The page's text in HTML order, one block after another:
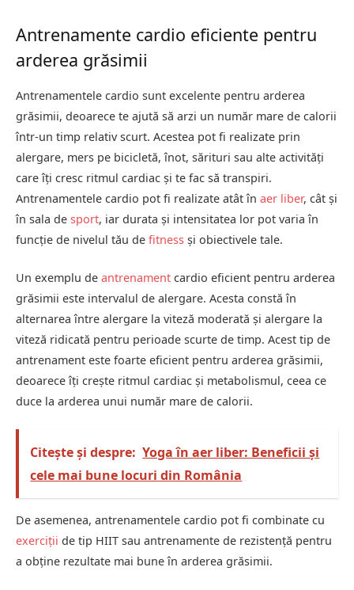
Antrenamente cardio eficiente pentru
arderea grăsimii
Antrenamentele cardio sunt excelente pentru arderea
grăsimii, deoarece te ajută să arzi un număr mare de calorii
într-un timp relativ scurt. Acestea pot fi realizate prin
alergare, mers pe bicicletă, înot, sărituri sau alte activități
care îți cresc ritmul cardiac și te fac să transpiri.
Antrenamentele cardio pot fi realizate atât în aer liber, cât și
în sala de sport, iar durata și intensitatea lor pot varia în
funcție de nivelul tău de fitness și obiectivele tale.
Un exemplu de antrenament cardio eficient pentru arderea
grăsimii este intervalul de alergare. Acesta constă în
alternarea între alergare la viteză moderată și alergare la
viteză ridicată pentru perioade scurte de timp. Acest tip de
antrenament este foarte eficient pentru arderea grăsimii,
deoarece îți crește ritmul cardiac și metabolismul, ceea ce
duce la arderea unui număr mare de calorii.
Citește și despre: Yoga în aer liber: Beneficii și
cele mai bune locuri din România
De asemenea, antrenamentele cardio pot fi combinate cu
exerciții de tip HIIT sau antrenamente de rezistență pentru
a obține rezultate mai bune în arderea grăsimii.